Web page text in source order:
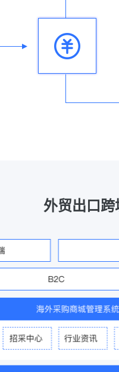
外贸出口